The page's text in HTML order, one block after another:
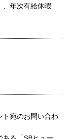
、年次有給休暇
ト宛のお問い合わ